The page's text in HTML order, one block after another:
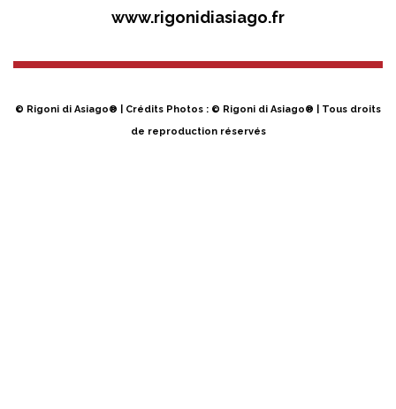
www.rigonidiasiago.fr
© Rigoni di Asiago® | Crédits Photos : © Rigoni di Asiago® | Tous droits
de reproduction réservés